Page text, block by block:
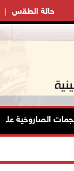
حالة الطقس
الصاروخية على